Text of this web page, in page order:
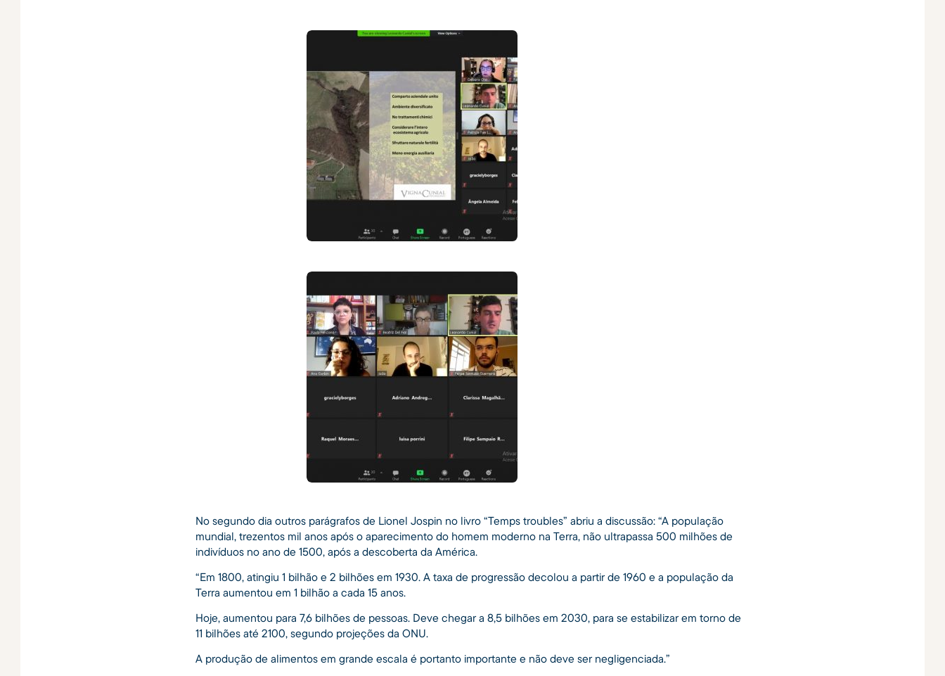
No segundo dia outros parágrafos de Lionel Jospin no livro “Temps troubles” abriu a discussão: “A população
mundial, trezentos mil anos após o aparecimento do homem moderno na Terra, não ultrapassa 500 milhões de
indivíduos no ano de 1500, após a descoberta da América.
“Em 1800, atingiu 1 bilhão e 2 bilhões em 1930. A taxa de progressão decolou a partir de 1960 e a população da
Terra aumentou em 1 bilhão a cada 15 anos.
Hoje, aumentou para 7,6 bilhões de pessoas. Deve chegar a 8,5 bilhões em 2030, para se estabilizar em torno de
11 bilhões até 2100, segundo projeções da ONU.
A produção de alimentos em grande escala é portanto importante e não deve ser negligenciada.”